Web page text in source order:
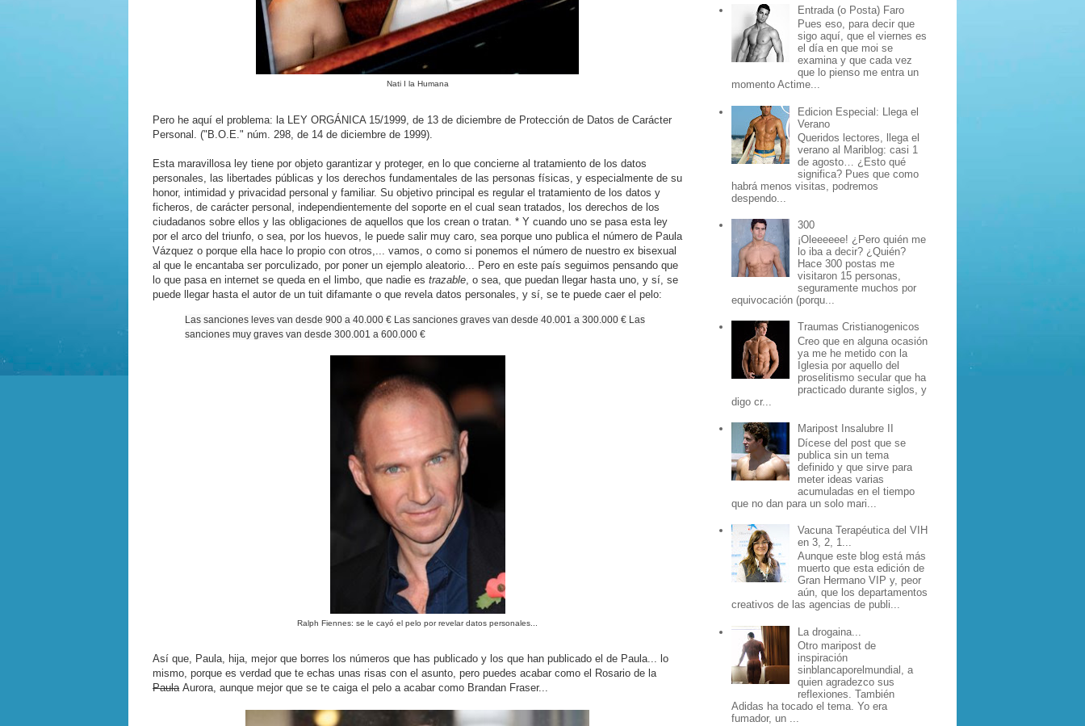
Nati I la Humana
Pero he aquí el problema: la LEY ORGÁNICA 15/1999, de 13 de diciembre de Protección de Datos de Carácter
Personal. ("B.O.E." núm. 298, de 14 de diciembre de 1999).
Esta maravillosa ley tiene por objeto garantizar y proteger, en lo que concierne al tratamiento de los datos
personales, las libertades públicas y los derechos fundamentales de las personas físicas, y especialmente de su
honor, intimidad y privacidad personal y familiar. Su objetivo principal es regular el tratamiento de los datos y
ficheros, de carácter personal, independientemente del soporte en el cual sean tratados, los derechos de los
ciudadanos sobre ellos y las obligaciones de aquellos que los crean o tratan. * Y cuando uno se pasa esta ley
por el arco del triunfo, o sea, por los huevos, le puede salir muy caro, sea porque uno publica el número de Paula
Vázquez o porque ella hace lo propio con otros,... vamos, o como si ponemos el número de nuestro ex bisexual
al que le encantaba ser porculizado, por poner un ejemplo aleatorio... Pero en este país seguimos pensando que
lo que pasa en internet se queda en el limbo, que nadie es trazable , o sea, que puedan llegar hasta uno, y sí, se
puede llegar hasta el autor de un tuit difamante o que revela datos personales, y sí, se te puede caer el pelo:
Las sanciones leves van desde 900 a 40.000 € Las sanciones graves van desde 40.001 a 300.000 € Las
sanciones muy graves van desde 300.001 a 600.000 €
Ralph Fiennes: se le cayó el pelo por revelar datos personales...
Así que, Paula, hija, mejor que borres los números que has publicado y los que han publicado el de Paula... lo
mismo, porque es verdad que te echas unas risas con el asunto, pero puedes acabar como el Rosario de la
PaulaAurora, aunque mejor que se te caiga el pelo a acabar como Brandan Fraser...
Entrada (o Posta) Faro
Pues eso, para decir que
sigo aquí, que el viernes es
el día en que moi se
examina y que cada vez
que lo pienso me entra un
momento Actime...
Edicion Especial: Llega el
Verano
Queridos lectores, llega el
verano al Mariblog: casi 1
de agosto… ¿Esto qué
significa? Pues que como
habrá menos visitas, podremos
despendo...
300
¡Oleeeeee! ¿Pero quién me
lo iba a decir? ¿Quién?
Hace 300 postas me
visitaron 15 personas,
seguramente muchos por
equivocación (porqu...
Traumas Cristianogenicos
Creo que en alguna ocasión
ya me he metido con la
Iglesia por aquello del
proselitismo secular que ha
practicado durante siglos, y
digo cr...
Maripost Insalubre II
Dícese del post que se
publica sin un tema
definido y que sirve para
meter ideas varias
acumuladas en el tiempo
que no dan para un solo mari...
Vacuna Terapéutica del VIH
en 3, 2, 1...
Aunque este blog está más
muerto que esta edición de
Gran Hermano VIP y, peor
aún, que los departamentos
creativos de las agencias de publi...
La drogaina...
Otro maripost de
inspiración
sinblancaporelmundial, a
quien agradezco sus
reflexiones. También
Adidas ha tocado el tema. Yo era
fumador, un ...